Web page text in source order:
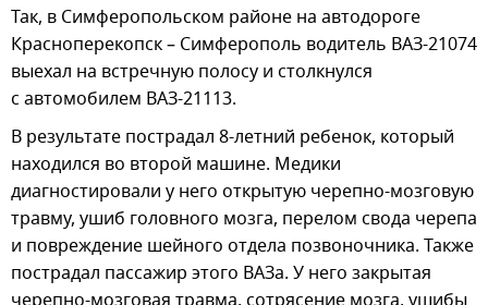
Так, в Симферопольском районе на автодороге
Красноперекопск – Симферополь водитель ВАЗ-21074
выехал на встречную полосу и столкнулся
с автомобилем ВАЗ-21113.
В результате пострадал 8-летний ребенок, который
находился во второй машине. Медики
диагностировали у него открытую черепно-мозговую
травму, ушиб головного мозга, перелом свода черепа
и повреждение шейного отдела позвоночника. Также
пострадал пассажир этого ВАЗа. У него закрытая